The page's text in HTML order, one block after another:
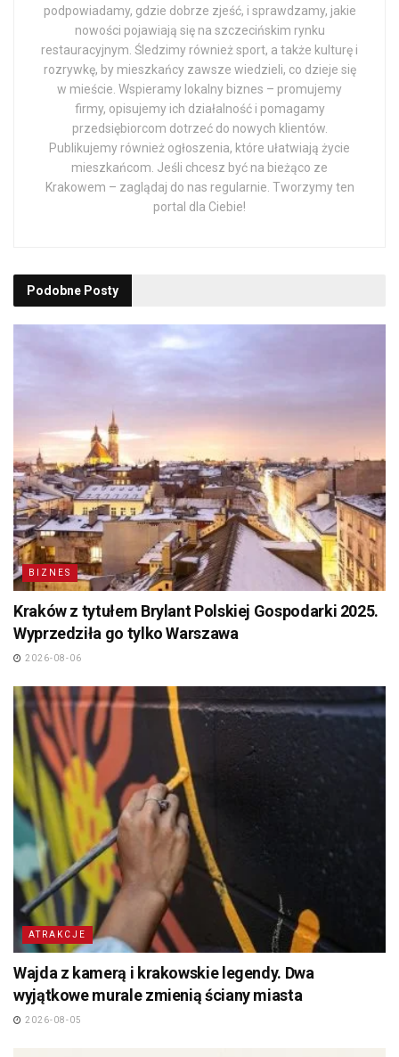
podpowiadamy, gdzie dobrze zjeść, i sprawdzamy, jakie
nowości pojawiają się na szczecińskim rynku
restauracyjnym. Śledzimy również sport, a także kulturę i
rozrywkę, by mieszkańcy zawsze wiedzieli, co dzieje się
w mieście. Wspieramy lokalny biznes – promujemy
firmy, opisujemy ich działalność i pomagamy
przedsiębiorcom dotrzeć do nowych klientów.
Publikujemy również ogłoszenia, które ułatwiają życie
mieszkańcom. Jeśli chcesz być na bieżąco ze
Krakowem – zaglądaj do nas regularnie. Tworzymy ten
portal dla Ciebie!
Podobne Posty
BIZNES
Kraków z tytułem Brylant Polskiej Gospodarki 2025.
Wyprzedziła go tylko Warszawa
2026-08-06
ATRAKCJE
Wajda z kamerą i krakowskie legendy. Dwa
wyjątkowe murale zmienią ściany miasta
2026-08-05